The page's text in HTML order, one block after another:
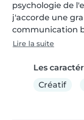
psychologie de
j'accorde une
communication
Lire la suite
Les
Créatif